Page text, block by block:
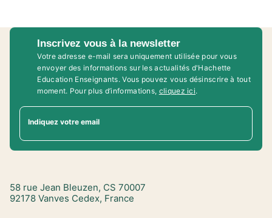
Inscrivez vous à la newsletter
Votre adresse e-mail sera uniquement utilisée pour vous
envoyer des informations sur les actualités d'Hachette
Education Enseignants. Vous pouvez vous désinscrire à tout
moment. Pour plus d’informations, cliquez ici.
Indiquez votre email
58 rue Jean Bleuzen, CS 70007
92178 Vanves Cedex, France